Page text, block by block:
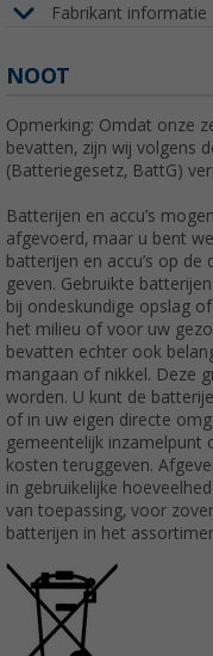
Fabrikant informatie
NOOT
Opmerking: Omdat onze
bevatten, zijn wij volgens
(Batteriegesetz, BattG)
Batterijen en accu’s
afgevoerd, maar u bent
batterijen en accu’s op
geven. Gebruikte
bij ondeskundige opslag
het milieu of voor uw
bevatten echter ook
mangaan of nikkel. Deze
worden. U kunt de
of in uw eigen directe
gemeentelijk inzamelpunt
kosten teruggeven.
in gebruikelijke
van toepassing, voor
batterijen in het